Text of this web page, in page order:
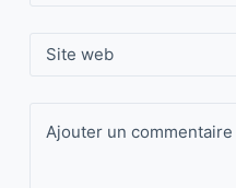
Site web
Ajouter un commentaire